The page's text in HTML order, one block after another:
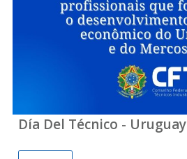
Día Del Técnico - Uruguay